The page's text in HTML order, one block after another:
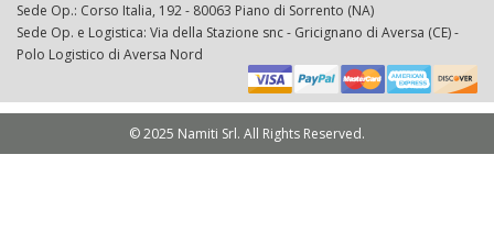
Sede Op.: Corso Italia, 192 - 80063 Piano di Sorrento (NA)
Sede Op. e Logistica: Via della Stazione snc - Gricignano di Aversa (CE) -
Polo Logistico di Aversa Nord
© 2025 Namiti Srl. All Rights Reserved.